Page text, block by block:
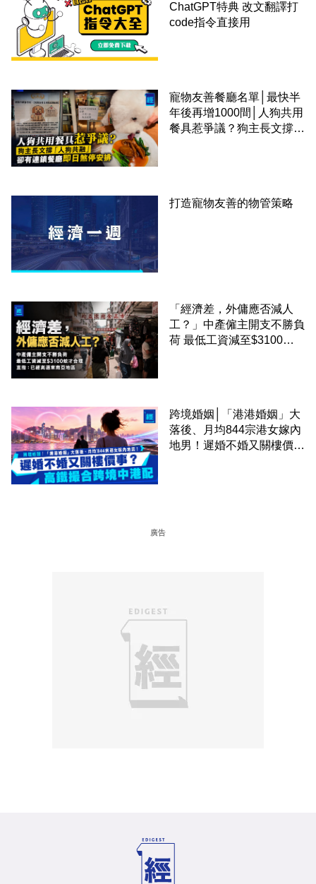
ChatGPT特典 改文翻譯打
code指令直接用
寵物友善餐廳名單│最快半
年後再增1000間│人狗共用
餐具惹爭議？狗主長文撐
打造寵物友善的物管策略
「經濟差，外傭應否減人
工？」中產僱主開支不勝負
荷 最低工資減至$3100蚊
跨境婚姻│「港港婚姻」大
落後、月均844宗港女嫁內
地男！遲婚不婚又關樓價
廣告